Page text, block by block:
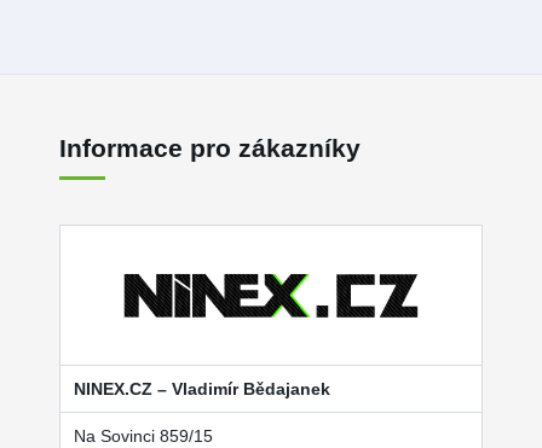
Informace pro zákazníky
NINEX.CZ – Vladimír Bědajanek
Na Sovinci 859/15